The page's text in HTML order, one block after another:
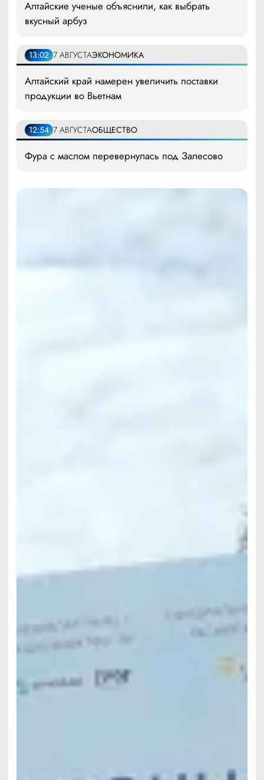
Алтайские ученые объяснили, как выбрать
вкусный арбуз
13:02 7 АВГУСТАЭКОНОМИКА
Алтайский край намерен увеличить поставки
продукции во Вьетнам
12:54 7 АВГУСТАОБЩЕСТВО
Фура с маслом перевернулась под Залесово